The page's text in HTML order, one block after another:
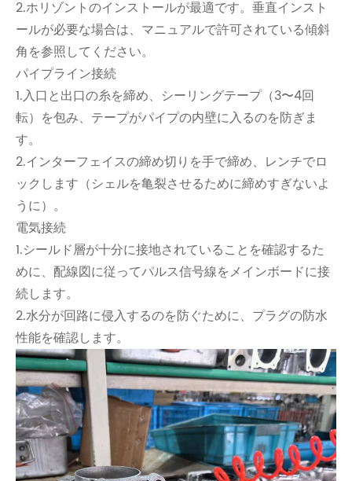
2.ホリゾントのインストールが最適です。垂直インスト
ールが必要な場合は、マニュアルで許可されている傾斜
角を参照してください。
パイプライン接続
1.入口と出口の糸を締め、シーリングテープ（3〜4回
転）を包み、テープがパイプの内壁に入るのを防ぎま
す。
2.インターフェイスの締め切りを手で締め、レンチでロ
ックします（シェルを亀裂させるために締めすぎないよ
うに）。
電気接続
1.シールド層が十分に接地されていることを確認するた
めに、配線図に従ってパルス信号線をメインボードに接
続します。
2.水分が回路に侵入するのを防ぐために、プラグの防水
性能を確認します。